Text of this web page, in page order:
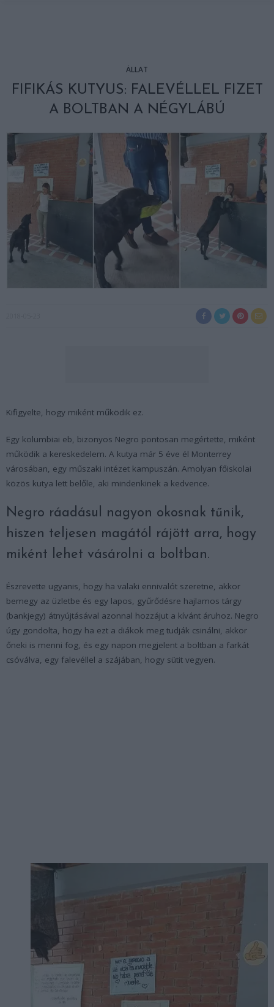
ÁLLAT
FIFIKÁS KUTYUS: FALEVÉLLEL FIZET
A BOLTBAN A NÉGYLÁBÚ
Kifigyelte, hogy miként működik ez.
Egy kolumbiai eb, bizonyos Negro pontosan megértette, miként
működik a kereskedelem. A kutya már 5 éve él Monterrey
városában, egy műszaki intézet kampuszán. Amolyan főiskolai
közös kutya lett belőle, aki mindenkinek a kedvence.
Negro ráadásul nagyon okosnak tűnik,
hiszen teljesen magától rájött arra, hogy
miként lehet vásárolni a boltban.
Észrevette ugyanis, hogy ha valaki ennivalót szeretne, akkor
bemegy az üzletbe és egy lapos, gyűrődésre hajlamos tárgy
(bankjegy) átnyújtásával azonnal hozzájut a kívánt áruhoz. Negro
úgy gondolta, hogy ha ezt a diákok meg tudják csinálni, akkor
őneki is menni fog, és egy napon megjelent a boltban a farkát
csóválva, egy falevéllel a szájában, hogy sütit vegyen.